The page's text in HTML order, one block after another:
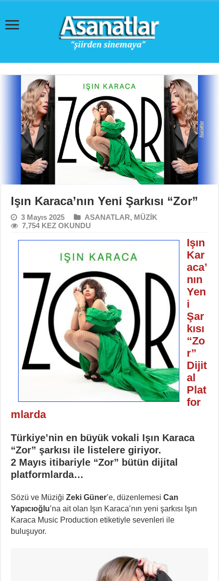
Işın Karaca’nın Yeni Şarkısı “Zor”
3 Mayıs 2025 ASANATLAR, MÜZİK
7,754 KEZ OKUNDU
Işın
Kar
aca’
nın
Yen
i
Şar
kısı
“Zo
r”
Dijit
al
Plat
for
mlarda
Türkiye’nin en büyük vokali Işın Karaca
“Zor” şarkısı ile listelere giriyor.
2 Mayıs itibariyle “Zor” bütün dijital
platformlarda…
Sözü ve MüziğiZeki Güner’e, düzenlemesiCan
Yapıcıoğlu’na ait olan Işın Karaca’nın yeni şarkısı Işın
Karaca Music Production etiketiyle sevenleri ile
buluşuyor.